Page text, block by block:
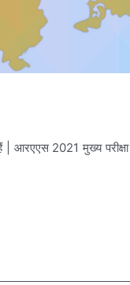
2021 मुख्य